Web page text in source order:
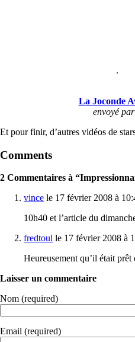
.
La Joconde
envoyé par
Et pour finir, d’autres vidéos de
Comments
2 Commentaires à
vince le 17 février 2008 à
10h40 et l’article du
fredtoul le 17 février 2008 à
Heureusement qu’il était
Laisser un commentaire
Nom (required)
Email (required)